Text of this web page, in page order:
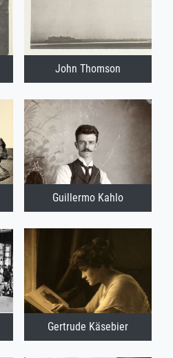
John Thomson
Guillermo Kahlo
Gertrude Käsebier